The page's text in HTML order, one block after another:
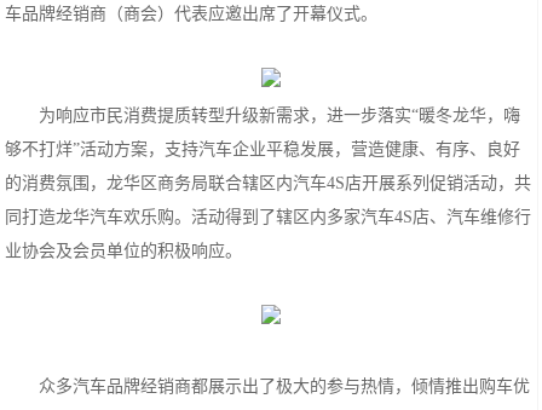
车品牌经销商（商会）代表应邀出席了开幕仪式。
为响应市民消费提质转型升级新需求，进一步落实“暖冬龙华，嗨
够不打烊”活动方案，支持汽车企业平稳发展，营造健康、有序、良好
的消费氛围，龙华区商务局联合辖区内汽车4S店开展系列促销活动，共
同打造龙华汽车欢乐购。活动得到了辖区内多家汽车4S店、汽车维修行
业协会及会员单位的积极响应。
众多汽车品牌经销商都展示出了极大的参与热情，倾情推出购车优